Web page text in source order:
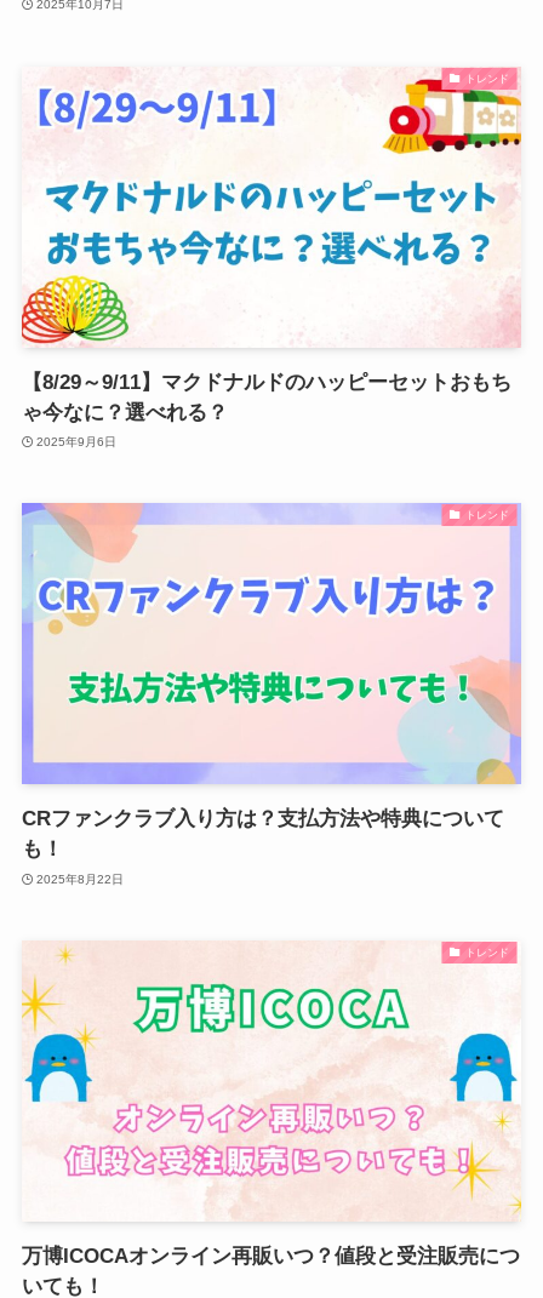
2025年10月7日
トレンド
【8/29～9/11】マクドナルドのハッピーセットおもち
ゃ今なに？選べれる？
2025年9月6日
トレンド
CRファンクラブ入り方は？支払方法や特典について
も！
2025年8月22日
トレンド
万博ICOCAオンライン再販いつ？値段と受注販売につ
いても！